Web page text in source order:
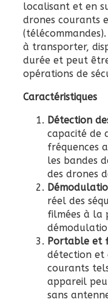
localisant et en
drones courants
à transporter,
durée et peut
opérations de
Caractéristiques
Détection
capacité de
fréquences
les bandes
des drones
réel des
filmées à la
Portable et
détection et
courants
appareil
sans